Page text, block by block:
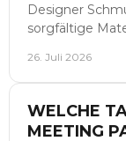
Designer
sorgfältige
26. Juli 2026
WELCHE
MEETING